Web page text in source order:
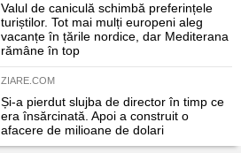
Valul de caniculă schimbă preferințele
turiștilor. Tot mai mulți europeni aleg
vacanțe în țările nordice, dar Mediterana
rămâne în top
ZIARE.COM
Și-a pierdut slujba de director în timp ce
era însărcinată. Apoi a construit o
afacere de milioane de dolari